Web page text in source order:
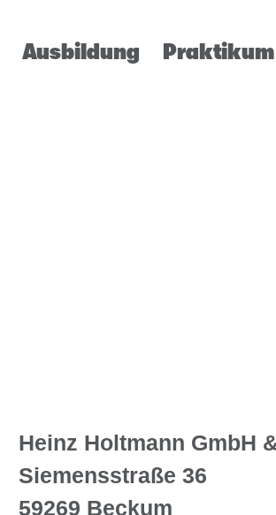
Ausbildung Praktikum
Heinz Holtmann GmbH
Siemensstraße 36
59269 Beckum